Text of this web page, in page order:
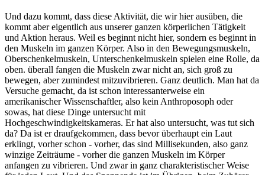
Und dazu kommt, dass diese Aktivität, die wir hier ausüben, die
kommt aber eigentlich aus unserer ganzen körperlichen Tätigkeit
und Aktion heraus. Weil es beginnt nicht hier, sondern es beginnt in
den Muskeln im ganzen Körper. Also in den Bewegungsmuskeln,
Oberschenkelmuskeln, Unterschenkelmuskeln spielen eine Rolle, da
oben. überall fangen die Muskeln zwar nicht an, sich groß zu
bewegen, aber zumindest mitzuvibrieren. Ganz deutlich. Man hat da
Versuche gemacht, da ist schon interessanterweise ein
amerikanischer Wissenschaftler, also kein Anthroposoph oder
sowas, hat diese Dinge untersucht mit
Hochgeschwindigkeitskameras. Er hat also untersucht, was tut sich
da? Da ist er draufgekommen, dass bevor überhaupt ein Laut
erklingt, vorher schon - vorher, das sind Millisekunden, also ganz
winzige Zeiträume - vorher die ganzen Muskeln im Körper
anfangen zu vibrieren. Und zwar in ganz charakteristischer Weise